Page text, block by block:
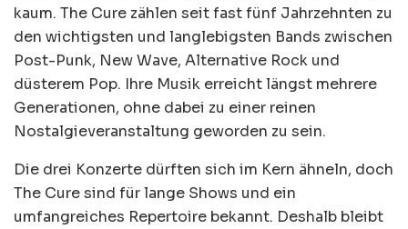
kaum. The Cure zählen seit fast fünf Jahrzehnten zu
den wichtigsten und langlebigsten Bands zwischen
Post-Punk, New Wave, Alternative Rock und
düsterem Pop. Ihre Musik erreicht längst mehrere
Generationen, ohne dabei zu einer reinen
Nostalgieveranstaltung geworden zu sein.
Die drei Konzerte dürften sich im Kern ähneln, doch
The Cure sind für lange Shows und ein
umfangreiches Repertoire bekannt. Deshalb bleibt